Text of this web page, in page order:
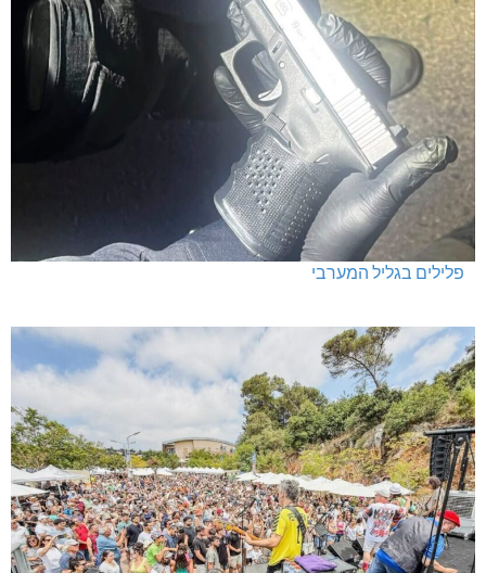
פלילים בגליל המערבי